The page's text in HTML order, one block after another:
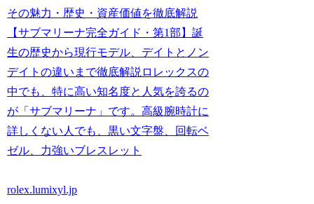
その魅力・歴史・資産価値を徹底解説
【サブマリーナ完全ガイド・第1部】誕
生の歴史から現行モデル、デイトとノン
デイトの違いまで徹底解説ロレックスの
中でも、特に高い知名度と人気を誇るの
が「サブマリーナ」です。高級腕時計に
詳しくない人でも、黒い文字盤、回転ベ
ゼル、力強いブレスレット
rolex.lumixyl.jp